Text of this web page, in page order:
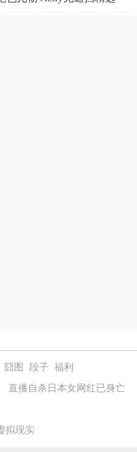
囧图 段子 福利
直播自杀日本女网红已身亡
灾难状态
3千台电器
拟现实